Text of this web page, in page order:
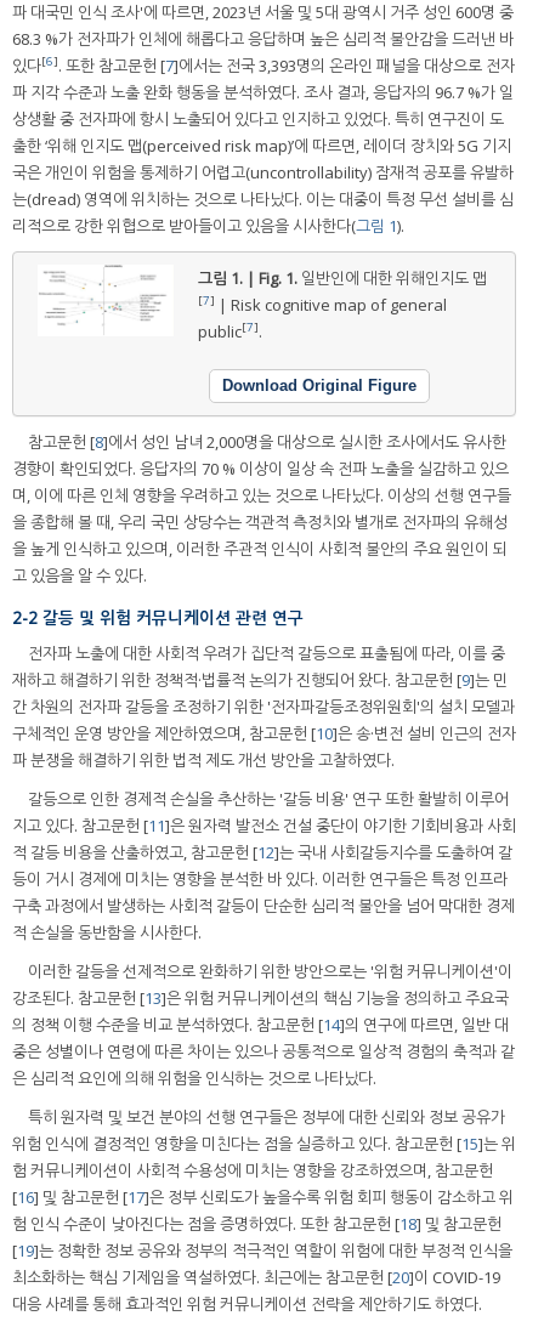
파 대국민 인식 조사'에 따르면, 2023년 서울 및 5대 광역시 거주 성인 600명 중
68.3 %가 전자파가 인체에 해롭다고 응답하며 높은 심리적 불안감을 드러낸 바
있다[6]. 또한 참고문헌 [7]에서는 전국 3,393명의 온라인 패널을 대상으로 전자
파 지각 수준과 노출 완화 행동을 분석하였다. 조사 결과, 응답자의 96.7 %가 일
상생활 중 전자파에 항시 노출되어 있다고 인지하고 있었다. 특히 연구진이 도
출한 ‘위해 인지도 맵(perceived risk map)’에 따르면, 레이더 장치와 5G 기지
국은 개인이 위험을 통제하기 어렵고(uncontrollability) 잠재적 공포를 유발하
는(dread) 영역에 위치하는 것으로 나타났다. 이는 대중이 특정 무선 설비를 심
리적으로 강한 위협으로 받아들이고 있음을 시사한다(그림 1).
그림 1. | Fig. 1. 일반인에 대한 위해인지도 맵
[7] | Risk cognitive map of general
public[7].
Download Original Figure
참고문헌 [8]에서 성인 남녀 2,000명을 대상으로 실시한 조사에서도 유사한
경향이 확인되었다. 응답자의 70 % 이상이 일상 속 전파 노출을 실감하고 있으
며, 이에 따른 인체 영향을 우려하고 있는 것으로 나타났다. 이상의 선행 연구들
을 종합해 볼 때, 우리 국민 상당수는 객관적 측정치와 별개로 전자파의 유해성
을 높게 인식하고 있으며, 이러한 주관적 인식이 사회적 불안의 주요 원인이 되
고 있음을 알 수 있다.
2-2 갈등 및 위험 커뮤니케이션 관련 연구
전자파 노출에 대한 사회적 우려가 집단적 갈등으로 표출됨에 따라, 이를 중
재하고 해결하기 위한 정책적·법률적 논의가 진행되어 왔다. 참고문헌 [9]는 민
간 차원의 전자파 갈등을 조정하기 위한 '전자파갈등조정위원회'의 설치 모델과
구체적인 운영 방안을 제안하였으며, 참고문헌 [10]은 송·변전 설비 인근의 전자
파 분쟁을 해결하기 위한 법적 제도 개선 방안을 고찰하였다.
갈등으로 인한 경제적 손실을 추산하는 '갈등 비용' 연구 또한 활발히 이루어
지고 있다. 참고문헌 [11]은 원자력 발전소 건설 중단이 야기한 기회비용과 사회
적 갈등 비용을 산출하였고, 참고문헌 [12]는 국내 사회갈등지수를 도출하여 갈
등이 거시 경제에 미치는 영향을 분석한 바 있다. 이러한 연구들은 특정 인프라
구축 과정에서 발생하는 사회적 갈등이 단순한 심리적 불안을 넘어 막대한 경제
적 손실을 동반함을 시사한다.
이러한 갈등을 선제적으로 완화하기 위한 방안으로는 '위험 커뮤니케이션'이
강조된다. 참고문헌 [13]은 위험 커뮤니케이션의 핵심 기능을 정의하고 주요국
의 정책 이행 수준을 비교 분석하였다. 참고문헌 [14]의 연구에 따르면, 일반 대
중은 성별이나 연령에 따른 차이는 있으나 공통적으로 일상적 경험의 축적과 같
은 심리적 요인에 의해 위험을 인식하는 것으로 나타났다.
특히 원자력 및 보건 분야의 선행 연구들은 정부에 대한 신뢰와 정보 공유가
위험 인식에 결정적인 영향을 미친다는 점을 실증하고 있다. 참고문헌 [15]는 위
험 커뮤니케이션이 사회적 수용성에 미치는 영향을 강조하였으며, 참고문헌
[16] 및 참고문헌 [17]은 정부 신뢰도가 높을수록 위험 회피 행동이 감소하고 위
험 인식 수준이 낮아진다는 점을 증명하였다. 또한 참고문헌 [18] 및 참고문헌
[19]는 정확한 정보 공유와 정부의 적극적인 역할이 위험에 대한 부정적 인식을
최소화하는 핵심 기제임을 역설하였다. 최근에는 참고문헌 [20]이 COVID-19
대응 사례를 통해 효과적인 위험 커뮤니케이션 전략을 제안하기도 하였다.